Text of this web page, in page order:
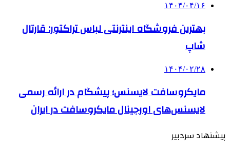
۱۴۰۴/۰۴/۱۶
بهترین فروشگاه اینترنتی لباس تراکتور: قارتال
شاپ
۱۴۰۴/۰۲/۲۸
مایکروسافت لایسنس؛ پیشگام در ارائه رسمی
لایسنس‌های اورجینال مایکروسافت در ایران
پیشنهاد سردبیر